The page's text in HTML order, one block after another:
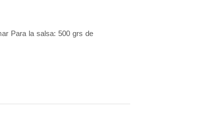
Para la salsa: 500 grs de